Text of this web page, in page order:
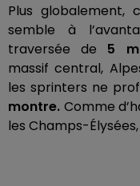
Plus globalement,
semble à
traversée de 5
massif central,
les sprinters ne
montre. Comme
les Champs-Élysées